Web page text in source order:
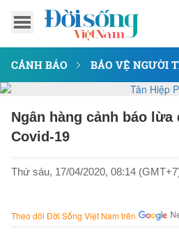
CẢNH BÁO BẢO VỆ NGƯỜI
Ngân hàng cảnh báo
Covid-19
Thứ sáu, 17/04/2020, 08:14
Theo dõi Đời Sống Việt Nam trên